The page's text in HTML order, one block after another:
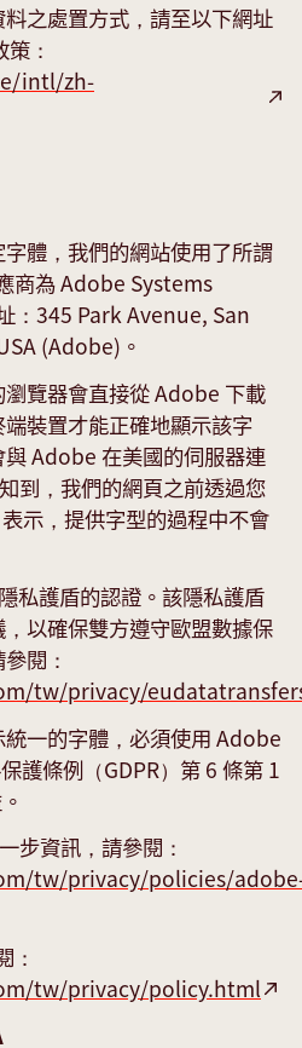
之處置方式，請至以下網址
：
intl/zh-
體，我們的網站使用了所謂
商為 Adobe Systems
：345 Park Avenue, San
(Adobe)。
覽器會直接從 Adobe 下載
裝置才能正確地顯示該字
Adobe 在美國的伺服器連
到，我們的網頁之前透過您
示，提供字型的過程中不會
私護盾的認證。該隱私護盾
以確保雙方遵守歐盟數據保
閱：
tw/privacy/
一的字體，必須使用 Adobe
護條例（GDPR）第 6 條第 1
步資訊，請參閱：
tw/privacy/policies/
：
tw/privacy/policy.html